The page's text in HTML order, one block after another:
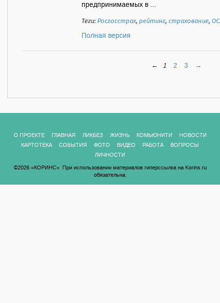
предпринимаемых в ...
Теги:Росгосстрах,рейтинг,страхование,
Полная версия
← 1 2 3 →
О ПРОЕКТЕ ГЛАВНАЯ ЛИКБЕЗ ЖИЗНЬ КОМЬЮНИТИ
НОВОСТИ
КАРТОТЕКА
СОБЫТИЯ ФОТО ВИДЕО РАБОТА
ВОПРОСЫ
ЛИЧНОСТИ
©2026 «КОРИНС». При использовании материалов гиперссылка на Korins.ru
обязательна.